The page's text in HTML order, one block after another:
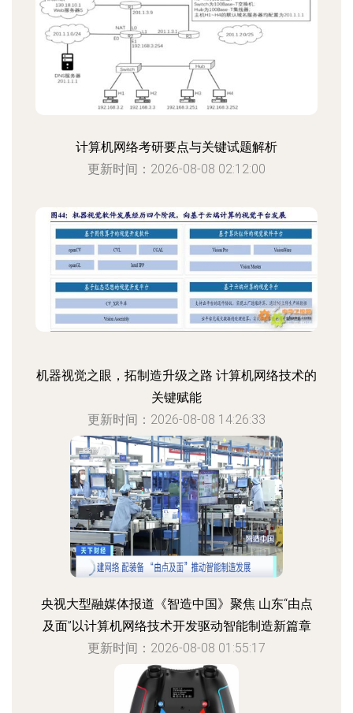
计算机网络考研要点与关键试题解析
更新时间：2026-08-08 02:12:00
机器视觉之眼，拓制造升级之路 计算机网络技术的
关键赋能
更新时间：2026-08-08 14:26:33
央视大型融媒体报道《智造中国》聚焦 山东“由点
及面”以计算机网络技术开发驱动智能制造新篇章
更新时间：2026-08-08 01:55:17